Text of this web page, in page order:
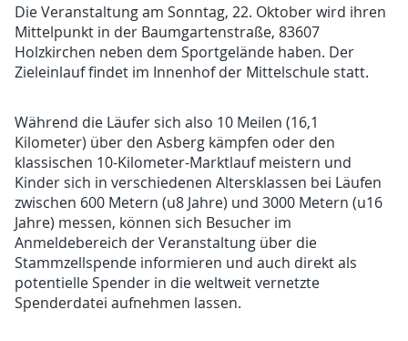
Die Veranstaltung am Sonntag, 22. Oktober wird ihren
Mittelpunkt in der Baumgartenstraße, 83607
Holzkirchen neben dem Sportgelände haben. Der
Zieleinlauf findet im Innenhof der Mittelschule statt.
Während die Läufer sich also 10 Meilen (16,1
Kilometer) über den Asberg kämpfen oder den
klassischen 10-Kilometer-Marktlauf meistern und
Kinder sich in verschiedenen Altersklassen bei Läufen
zwischen 600 Metern (u8 Jahre) und 3000 Metern (u16
Jahre) messen, können sich Besucher im
Anmeldebereich der Veranstaltung über die
Stammzellspende informieren und auch direkt als
potentielle Spender in die weltweit vernetzte
Spenderdatei aufnehmen lassen.